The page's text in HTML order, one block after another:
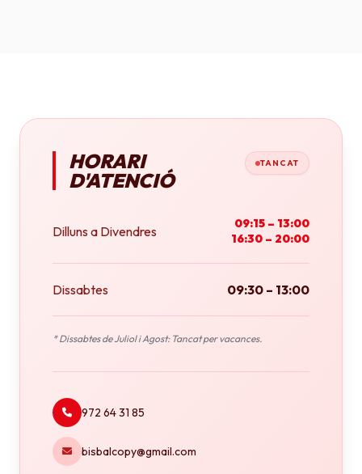
HORARI
D'ATENCIÓ
TANCAT
Dilluns a Divendres
09:15 – 13:00
16:30 – 20:00
Dissabtes 09:30 – 13:00
* Dissabtes de Juliol i Agost: Tancat per vacances.
972 64 31 85
bisbalcopy@gmail.com